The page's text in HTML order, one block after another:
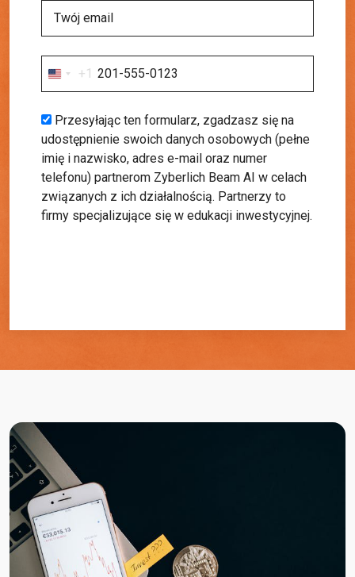
United
States
+1
+1
Przesyłając ten formularz, zgadzasz się na
udostępnienie swoich danych osobowych (pełne
imię i nazwisko, adres e-mail oraz numer
telefonu) partnerom Zyberlich Beam AI w celach
związanych z ich działalnością. Partnerzy to
firmy specjalizujące się w edukacji inwestycyjnej.